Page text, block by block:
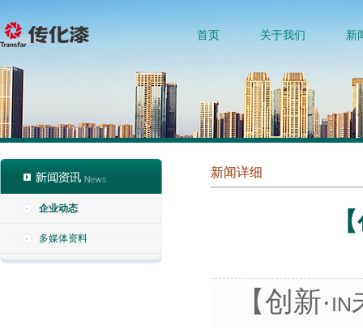
首页 关于我们 新
企业动态
多媒体资料
新闻详细
【创新· IN